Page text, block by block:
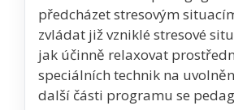
předcházet stresovým
zvládat již vzniklé stresové
jak účinně relaxovat
speciálních technik na
další části programu se